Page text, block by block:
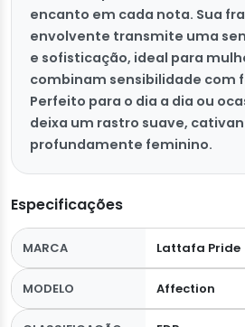
encanto em cada nota. Sua
envolvente transmite uma
e sofisticação, ideal para
combinam sensibilidade com
Perfeito para o dia a dia ou
deixa um rastro suave,
profundamente feminino.
Especificações
MARCA Lattafa Pride
MODELO Affection